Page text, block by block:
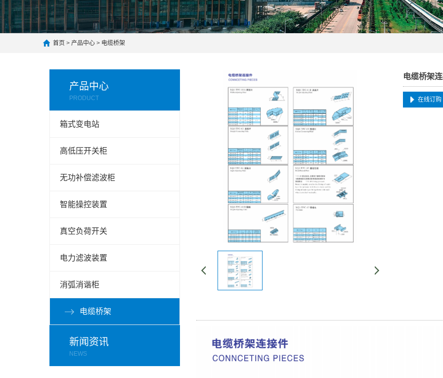
首页 > 产品中心 > 电缆桥架
产品中心
PRODUCT
箱式变电站
高低压开关柜
无功补偿滤波柜
智能操控装置
真空负荷开关
电力滤波装置
消弧消谐柜
电缆桥架
新闻资讯
NEWS
电缆桥架
在线订购